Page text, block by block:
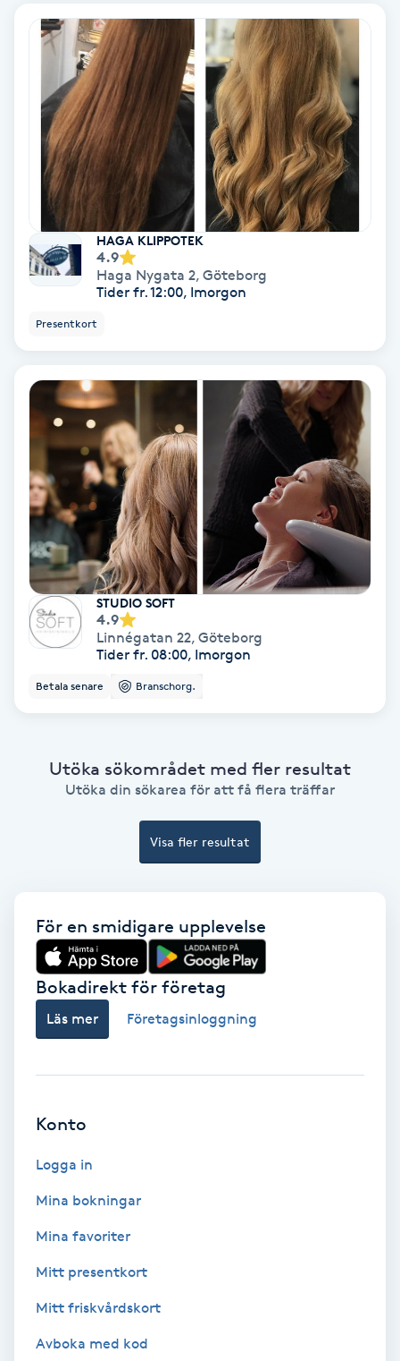
Ansiktsbehandling djuprengörande
Babylights
Balayage
Bambumassage
Barber
Barnklippning
Blowout
Bottenfärg
Brynformning
Brynfärgning
Brynplockning
Bröllopsuppsättning
Celluliter
Coachning
Damklippning
Dermapen
Diamantslipning
Extensions
Extensions borttagning
HAGA KLIPPOTEK
4.9
Haga Nygata 2, Göteborg
Tider fr. 12:00, Imorgon
Presentkort
STUDIO SOFT
4.9
Linnégatan 22, Göteborg
Tider fr. 08:00, Imorgon
Betala senare Branschorg.
Utöka sökområdet med fler resultat
Utöka din sökarea för att få flera träffar
Visa fler resultat
För en smidigare upplevelse
Bokadirekt för företag
Läs mer Företagsinloggning
Konto
Logga in
Mina bokningar
Mina favoriter
Mitt presentkort
Mitt friskvårdskort
Avboka med kod